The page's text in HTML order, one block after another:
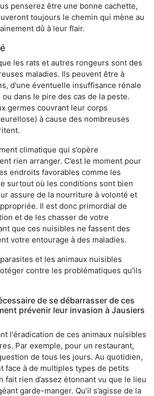
penserez être une bonne cachette,
toujours le chemin qui mène au
dû à leur flair.
les rats et autres rongeurs sont des
maladies. Ils peuvent être à
d'une éventuelle insuffisance rénale
dans le pire des cas de la peste.
germes couvrant leur corps
à cause des nombreuses
climatique qui s’opère
rien arranger. C’est le moment pour
endroits favorables comme les
surtout où les conditions sont bien
assure de la nourriture à volonté et
Il est donc primordial de
et de les chasser de votre
que ces nuisibles ne fassent des
votre entourage à des maladies.
et les animaux nuisibles
contre les problématiques qu'ils
de se débarrasser de ces
prévenir leur invasion à Jausiers
l'éradication de ces animaux nuisibles
Par exemple, pour un restaurant,
de tous les jours. Au quotidien,
face à de multiples types de petits
fait rien d’assez étonnant vu que le lieu
garde-manger. Qu’il s’agisse de la